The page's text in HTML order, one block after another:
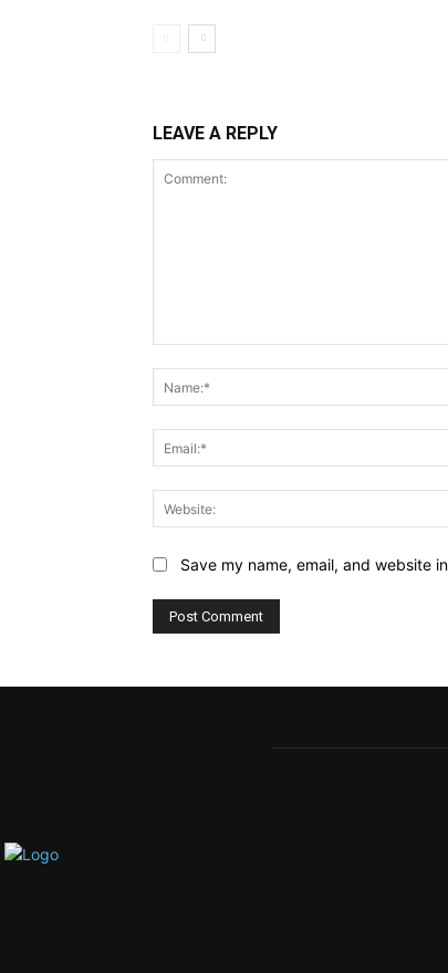
LEAVE A REPLY
Save my name, email, and website